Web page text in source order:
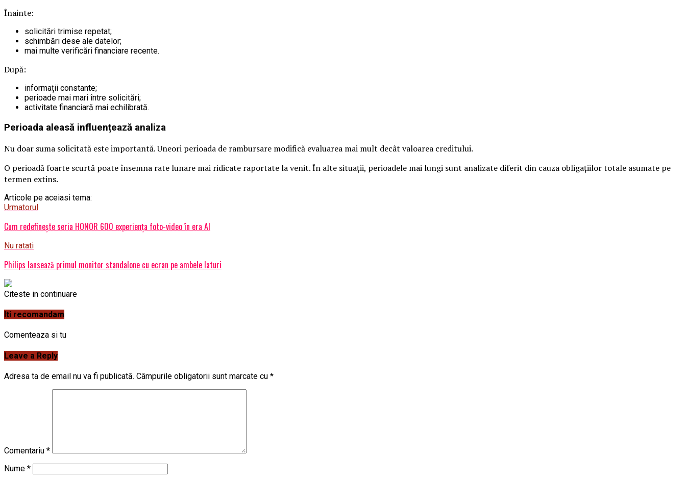
Înainte:
solicitări trimise repetat;
schimbări dese ale datelor;
mai multe verificări financiare recente.
După:
informații constante;
perioade mai mari între solicitări;
activitate financiară mai echilibrată.
Perioada aleasă influențează analiza
Nu doar suma solicitată este importantă. Uneori perioada de rambursare modifică evaluarea mai mult decât valoarea creditului.
O perioadă foarte scurtă poate însemna rate lunare mai ridicate raportate la venit. În alte situații, perioadele mai lungi sunt analizate diferit din cauza obligațiilor totale asumate pe
termen extins.
Articole pe aceiasi tema:
Urmatorul
Cum redefinește seria HONOR 600 experiența foto-video în era AI
Nu ratati
Philips lansează primul monitor standalone cu ecran pe ambele laturi
Citeste in continuare
Iti recomandam
Comenteaza si tu
Leave a Reply
Adresa ta de email nu va fi publicată. Câmpurile obligatorii sunt marcate cu *
Comentariu *
Nume *